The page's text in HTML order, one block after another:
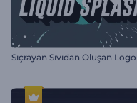
Sıçrayan Sıvıdan Oluşan Logo